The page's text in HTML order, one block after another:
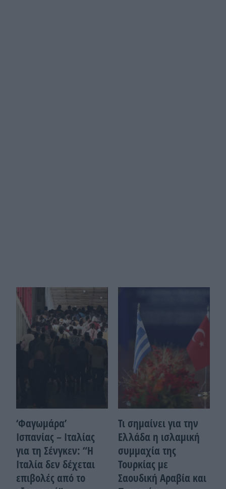
‘Φαγωμάρα’
Ισπανίας – Ιταλίας
για τη Σένγκεν: “Η
Ιταλία δεν δέχεται
επιβολές από το
Τι σημαίνει για την
Ελλάδα η ισλαμική
συμμαχία της
Τουρκίας με
Σαουδική Αραβία και